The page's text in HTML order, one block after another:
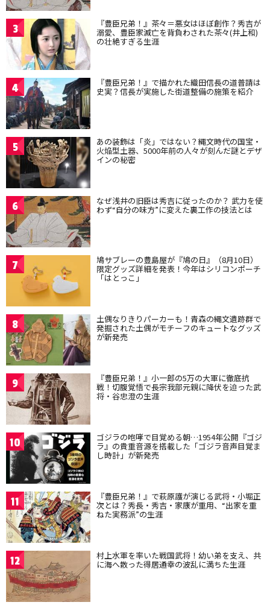
3 『豊臣兄弟！』茶々＝悪女はほぼ創作？秀吉が
溺愛、豊臣家滅亡を背負わされた茶々(井上和)
の壮絶すぎる生涯
4 『豊臣兄弟！』で描かれた織田信長の道普請は
史実？信長が実施した街道整備の施策を紹介
5 あの装飾は「炎」ではない？縄文時代の国宝・
火焔型土器、5000年前の人々が刻んだ謎とデザ
インの秘密
6 なぜ浅井の旧臣は秀吉に従ったのか？ 武力を使
わず“自分の味方”に変えた裏工作の技法とは
7 鳩サブレーの豊島屋が『鳩の日』（8月10日）
限定グッズ詳細を発表！今年はシリコンポーチ
「はとっこ」
8 土偶なりきりパーカーも！青森の縄文遺跡群で
発掘された土偶がモチーフのキュートなグッズ
が新発売
9 『豊臣兄弟！』小一郎の5万の大軍に徹底抗
戦！切腹覚悟で長宗我部元親に降伏を迫った武
将・谷忠澄の生涯
10 ゴジラの咆哮で目覚める朝…1954年公開『ゴジ
ラ』の貴重音源を搭載した「ゴジラ音声目覚ま
し時計」が新発売
11 『豊臣兄弟！』で萩原護が演じる武将・小堀正
次とは？秀長・秀吉・家康が重用、“出家を重
ねた実務派”の生涯
12 村上水軍を率いた戦国武将！幼い弟を支え、共
に海へ散った得居通幸の波乱に満ちた生涯